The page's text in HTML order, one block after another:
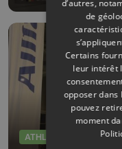
Belgique
liégeoises
ATHLÉTISME
d’autres,
de
Certains
leur intérêt
opposer dans
pouvez
moment